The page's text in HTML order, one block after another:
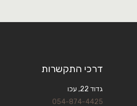
דרכי התקשרות
גדוד 22, עכו
054-874-4425